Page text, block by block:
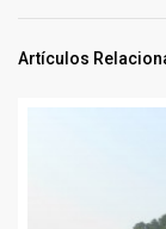
Artículos